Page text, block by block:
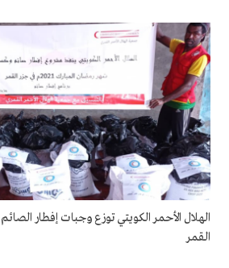
الهلال الأحمر الكويتي توزع وجبات إفطار
القمر